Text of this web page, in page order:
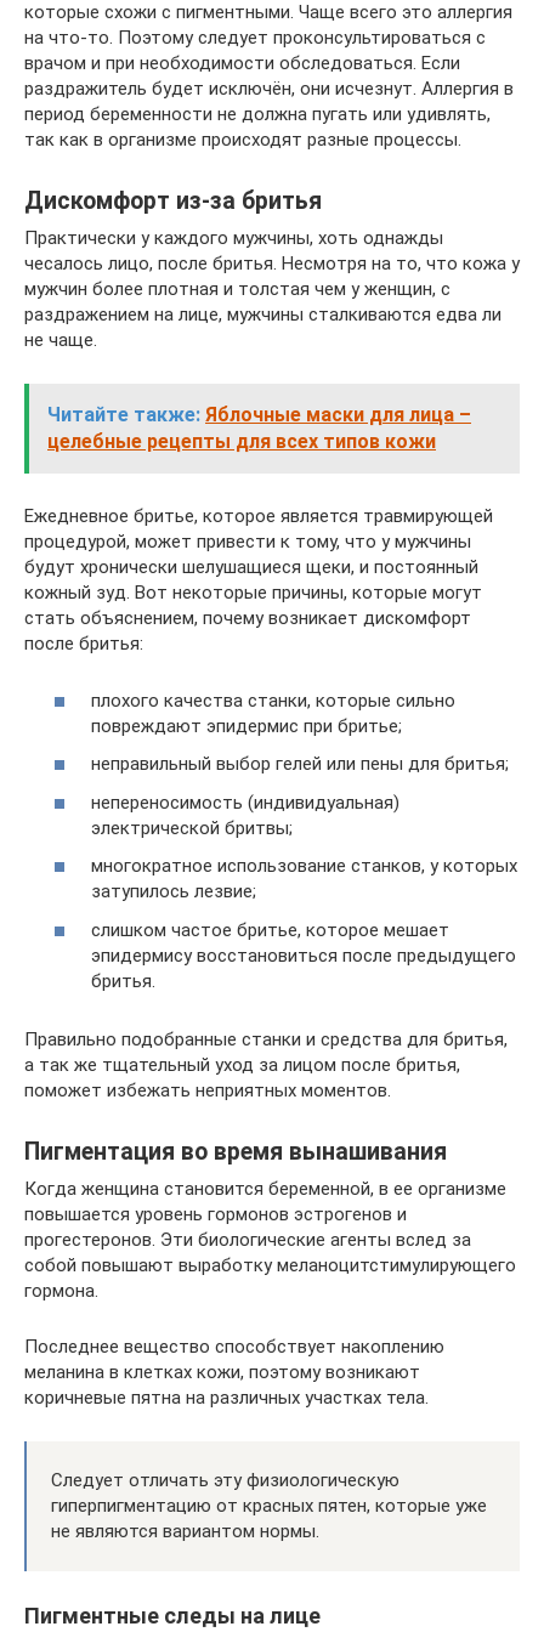
которые схожи с пигментными. Чаще всего это аллергия
на что-то. Поэтому следует проконсультироваться с
врачом и при необходимости обследоваться. Если
раздражитель будет исключён, они исчезнут. Аллергия в
период беременности не должна пугать или удивлять,
так как в организме происходят разные процессы.
Дискомфорт из-за бритья
Практически у каждого мужчины, хоть однажды
чесалось лицо, после бритья. Несмотря на то, что кожа у
мужчин более плотная и толстая чем у женщин, с
раздражением на лице, мужчины сталкиваются едва ли
не чаще.
Читайте также: Яблочные маски для лица –
целебные рецепты для всех типов кожи
Ежедневное бритье, которое является травмирующей
процедурой, может привести к тому, что у мужчины
будут хронически шелушащиеся щеки, и постоянный
кожный зуд. Вот некоторые причины, которые могут
стать объяснением, почему возникает дискомфорт
после бритья:
плохого качества станки, которые сильно
повреждают эпидермис при бритье;
неправильный выбор гелей или пены для бритья;
непереносимость (индивидуальная)
электрической бритвы;
многократное использование станков, у которых
затупилось лезвие;
слишком частое бритье, которое мешает
эпидермису восстановиться после предыдущего
бритья.
Правильно подобранные станки и средства для бритья,
а так же тщательный уход за лицом после бритья,
поможет избежать неприятных моментов.
Пигментация во время вынашивания
Когда женщина становится беременной, в ее организме
повышается уровень гормонов эстрогенов и
прогестеронов. Эти биологические агенты вслед за
собой повышают выработку меланоцитстимулирующего
гормона.
Последнее вещество способствует накоплению
меланина в клетках кожи, поэтому возникают
коричневые пятна на различных участках тела.
Следует отличать эту физиологическую
гиперпигментацию от красных пятен, которые уже
не являются вариантом нормы.
Пигментные следы на лице